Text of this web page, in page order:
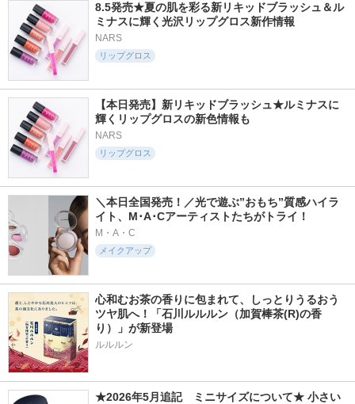
8.5発売★夏の肌を彩る新リキッドブラッシュ＆ル
ミナスに輝く光沢リップグロス新作情報
NARS
リップグロス
【本日発売】新リキッドブラッシュ★ルミナスに
輝くリップグロスの新色情報も
NARS
リップグロス
＼本日全国発売！／光で遊ぶ”おもち”質感ハイラ
イト、M･A･Cアーティストたちがトライ！
M・A・C
メイクアップ
心和むお茶の香りに包まれて、しっとりうるおう
ツヤ肌へ！「石川ルルルン（加賀棒茶(R)の香
り）」が新登場
★2026年5月追記　ミニサイズについて★ 小さい